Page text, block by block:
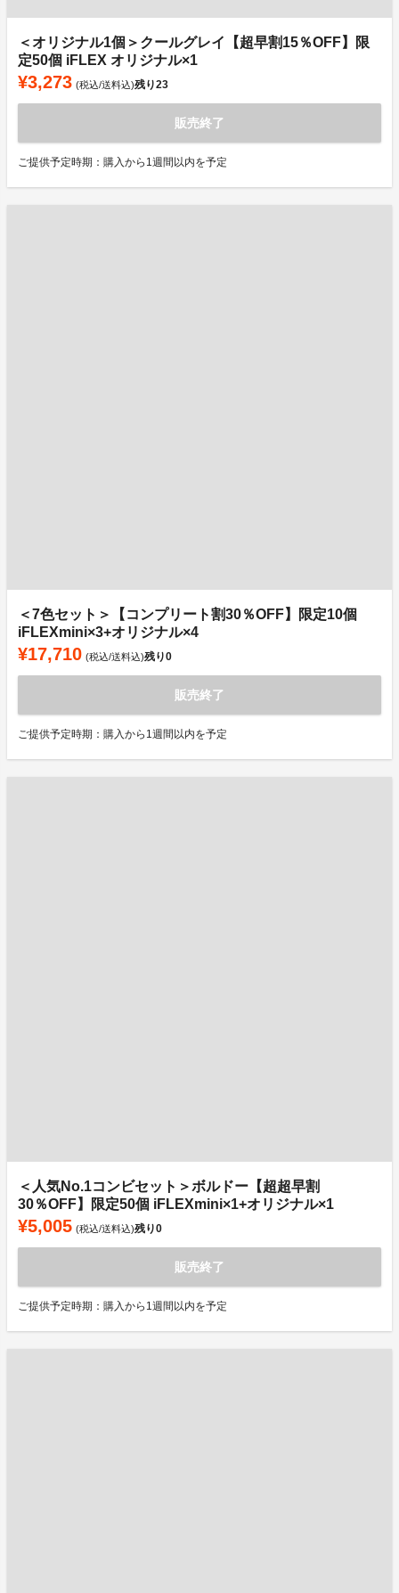
＜オリジナル1個＞クールグレイ【超早割15％OFF】限
定50個 iFLEX オリジナル×1
¥3,273 (税込/送料込)残り23
販売終了
ご提供予定時期：購入から1週間以内を予定
＜7色セット＞【コンプリート割30％OFF】限定10個
iFLEXmini×3+オリジナル×4
¥17,710 (税込/送料込)残り0
販売終了
ご提供予定時期：購入から1週間以内を予定
＜人気No.1コンビセット＞ボルドー【超超早割
30％OFF】限定50個 iFLEXmini×1+オリジナル×1
¥5,005 (税込/送料込)残り0
販売終了
ご提供予定時期：購入から1週間以内を予定